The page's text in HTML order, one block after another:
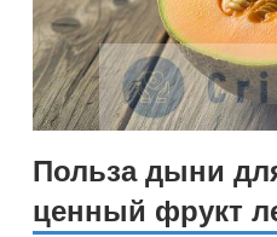
Польза дыни
ценный фрукт